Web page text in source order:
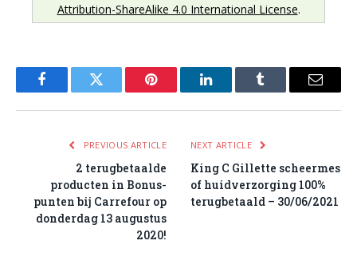
Attribution-ShareAlike 4.0 International License.
FacebookTwitter Pinterest LinkedInTumblr Email
PREVIOUS ARTICLE
2 terugbetaalde
producten in Bonus-
punten bij Carrefour op
donderdag 13 augustus
2020!
NEXT ARTICLE
King C Gillette scheermes
of huidverzorging 100%
terugbetaald – 30/06/2021